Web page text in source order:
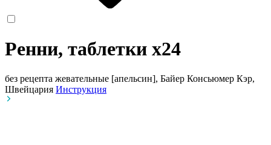
Ренни, таблетки x24
без рецепта жевательные [апельсин], Байер Консьюмер Кэр,
Швейцария Инструкция